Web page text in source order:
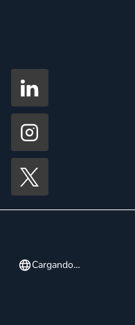
Cargando…